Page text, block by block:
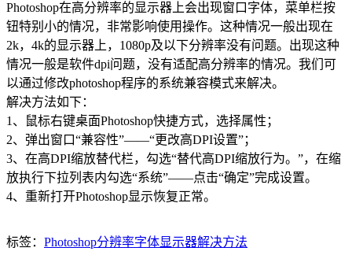
Photoshop在高分辨率的显示器上会出现窗口字体，菜单栏按
钮特别小的情况，非常影响使用操作。这种情况一般出现在
2k，4k的显示器上，1080p及以下分辨率没有问题。出现这种
情况一般是软件dpi问题，没有适配高分辨率的情况。我们可
以通过修改photoshop程序的系统兼容模式来解决。
解决方法如下：
1、鼠标右键桌面Photoshop快捷方式，选择属性；
2、弹出窗口“兼容性”——“更改高DPI设置”；
3、在高DPI缩放替代栏，勾选“替代高DPI缩放行为。”，在缩
放执行下拉列表内勾选“系统”——点击“确定”完成设置。
4、重新打开Photoshop显示恢复正常。
标签： Photoshop分辨率字体显示器解决方法